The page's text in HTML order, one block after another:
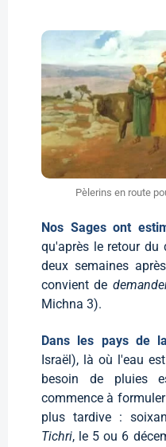
Pèlerins en route
Nos Sages ont
qu'après le retour du
deux semaines
convient de
Michna 3).
Dans les pays de
Israël), là où l'eau
besoin de pluies
commence à
plus tardive :
Tichri, le 5 ou 6